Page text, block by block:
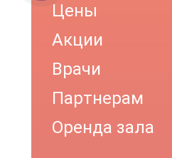
Цены
Акции
Врачи
Партнерам
Оренда зала